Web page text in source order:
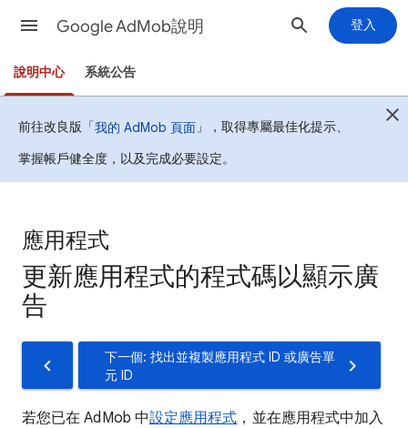
Google AdMob說明 登入
說明中心 系統公告
前往改良版「我的 AdMob 頁面 」，取得專屬最佳化提示、
掌握帳戶健全度，以及完成必要設定。
應用程式
更新應用程式的程式碼以顯示廣
告
下一個: 找出並複製應用程式 ID 或廣告單
元 ID
若您已在 AdMob 中設定應用程式 ，並在應用程式中加入